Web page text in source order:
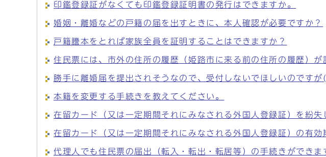
印鑑登録証がなくても印鑑登録証明書の発行はできますか。
婚姻・離婚などの戸籍の届を出すときに、本人確認が必要ですか？
戸籍謄本をとれば家族全員を証明することはできますか？
住民票には、市外の住所の履歴（姫路市に来る前の住所の履歴）が
勝手に離婚届を提出されそうなので、受付しないでほしいのですが
本籍を変更する手続きを教えてください。
在留カード（又は一定期間それにみなされる外国人登録証）を紛失
在留カード（又は一定期間それにみなされる外国人登録証）の有
代理人でも住民票の届出（転入・転出・転居等）の手続きができま